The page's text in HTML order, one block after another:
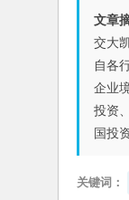
文章
交大
自各
企业
投资
国投
关键词：